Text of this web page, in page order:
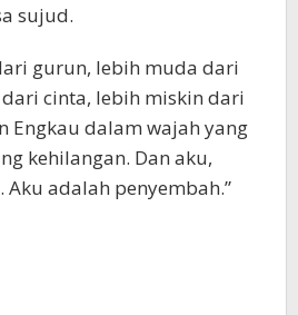
sujud.
gurun, lebih muda dari
cinta, lebih miskin dari
Engkau dalam wajah yang
kehilangan. Dan aku,
adalah penyembah.”